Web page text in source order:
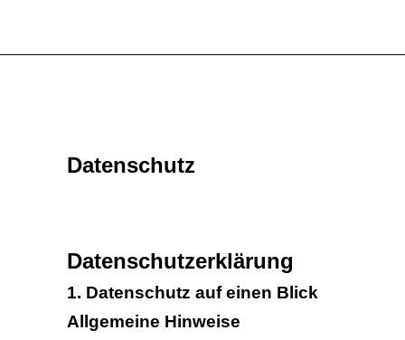
Datenschutz
Datenschutz­erklärung
1. Datenschutz auf einen Blick
Allgemeine Hinweise